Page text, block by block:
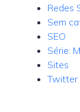
Redes
Sem
SEO
Série:
Sites
Twitter